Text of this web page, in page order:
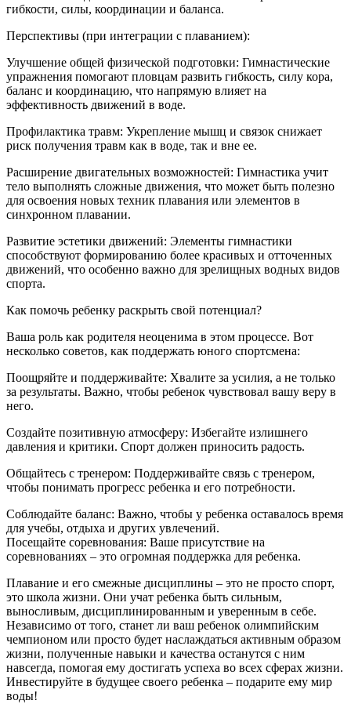
гибкости, силы, координации и баланса.
Перспективы (при интеграции с плаванием):
Улучшение общей физической подготовки: Гимнастические
упражнения помогают пловцам развить гибкость, силу кора,
баланс и координацию, что напрямую влияет на
эффективность движений в воде.
Профилактика травм: Укрепление мышц и связок снижает
риск получения травм как в воде, так и вне ее.
Расширение двигательных возможностей: Гимнастика учит
тело выполнять сложные движения, что может быть полезно
для освоения новых техник плавания или элементов в
синхронном плавании.
Развитие эстетики движений: Элементы гимнастики
способствуют формированию более красивых и отточенных
движений, что особенно важно для зрелищных водных видов
спорта.
Как помочь ребенку раскрыть свой потенциал?
Ваша роль как родителя неоценима в этом процессе. Вот
несколько советов, как поддержать юного спортсмена:
Поощряйте и поддерживайте: Хвалите за усилия, а не только
за результаты. Важно, чтобы ребенок чувствовал вашу веру в
него.
Создайте позитивную атмосферу: Избегайте излишнего
давления и критики. Спорт должен приносить радость.
Общайтесь с тренером: Поддерживайте связь с тренером,
чтобы понимать прогресс ребенка и его потребности.
Соблюдайте баланс: Важно, чтобы у ребенка оставалось время
для учебы, отдыха и других увлечений.
Посещайте соревнования: Ваше присутствие на
соревнованиях – это огромная поддержка для ребенка.
Плавание и его смежные дисциплины – это не просто спорт,
это школа жизни. Они учат ребенка быть сильным,
выносливым, дисциплинированным и уверенным в себе.
Независимо от того, станет ли ваш ребенок олимпийским
чемпионом или просто будет наслаждаться активным образом
жизни, полученные навыки и качества останутся с ним
навсегда, помогая ему достигать успеха во всех сферах жизни.
Инвестируйте в будущее своего ребенка – подарите ему мир
воды!